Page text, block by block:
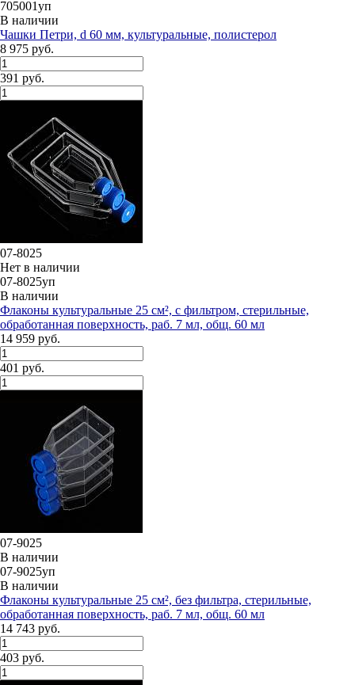
705001уп
В наличии
Чашки Петри, d 60 мм, культуральные, полистерол
8 975 руб.
391 руб.
07-8025
Нет в наличии
07-8025уп
В наличии
Флаконы культуральные 25 см², с фильтром, стерильные,
обработанная поверхность, раб. 7 мл, общ. 60 мл
14 959 руб.
401 руб.
07-9025
В наличии
07-9025уп
В наличии
Флаконы культуральные 25 см², без фильтра, стерильные,
обработанная поверхность, раб. 7 мл, общ. 60 мл
14 743 руб.
403 руб.